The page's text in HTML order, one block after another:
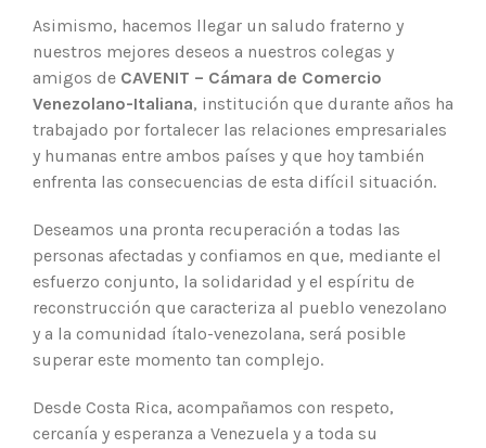
Asimismo, hacemos llegar un saludo fraterno y
nuestros mejores deseos a nuestros colegas y
amigos de CAVENIT – Cámara de Comercio
Venezolano-Italiana, institución que durante años ha
trabajado por fortalecer las relaciones empresariales
y humanas entre ambos países y que hoy también
enfrenta las consecuencias de esta difícil situación.
Deseamos una pronta recuperación a todas las
personas afectadas y confiamos en que, mediante el
esfuerzo conjunto, la solidaridad y el espíritu de
reconstrucción que caracteriza al pueblo venezolano
y a la comunidad ítalo-venezolana, será posible
superar este momento tan complejo.
Desde Costa Rica, acompañamos con respeto,
cercanía y esperanza a Venezuela y a toda su